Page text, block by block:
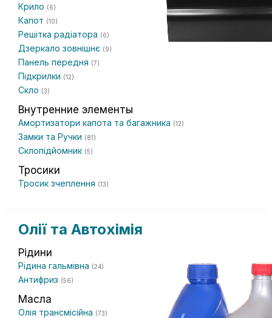
Крило (6)
Капот (10)
Решітка радіатора (6)
Дзеркало зовнішнє (9)
Панель передня (7)
Підкрилки (12)
Скло (3)
Внутренние элементы
Амортизатори капота та багажника (12)
Замки та Ручки (81)
Склопідйомник (5)
Тросики
Тросик зчеплення (13)
Олії та Автохімія
Рідини
Рідина гальмівна (24)
Антифриз (56)
Масла
Олія трансмісійна (73)